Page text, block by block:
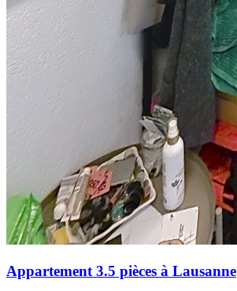
Appartement 3.5 pièces à Lausanne